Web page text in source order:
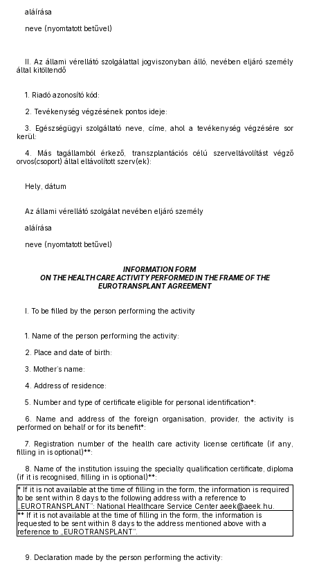
aláírása
neve (nyomtatott betűvel)
II. Az állami vérellátó szolgálattal jogviszonyban álló, nevében eljáró személy
által kitöltendő
1. Riadó azonosító kód:
2. Tevékenység végzésének pontos ideje:
3. Egészségügyi szolgáltató neve, címe, ahol a tevékenység végzésére sor
kerül:
4. Más tagállamból érkező, transzplantációs célú szerveltávolítást végző
orvos(csoport) által eltávolított szerv(ek):
Hely, dátum
Az állami vérellátó szolgálat nevében eljáró személy
aláírása
neve (nyomtatott betűvel)
INFORMATION FORM
ON THE HEALTH CARE ACTIVITY PERFORMED IN THE FRAME OF THE
EUROTRANSPLANT AGREEMENT
I. To be filled by the person performing the activity
1. Name of the person performing the activity:
2. Place and date of birth:
3. Mother’s name:
4. Address of residence:
5. Number and type of certificate eligible for personal identification*:
6. Name and address of the foreign organisation, provider, the activity is
performed on behalf or for its benefit*:
7. Registration number of the health care activity license certificate (if any,
filling in is optional)**:
8. Name of the institution issuing the specialty qualification certificate, diploma
(if it is recognised, filling in is optional)**:
* If it is not available at the time of filling in the form, the information is required
to be sent within 8 days to the following address with a reference to
„EUROTRANSPLANT”: National Healthcare Service Center aeek@aeek.hu.
** If it is not available at the time of filling in the form, the information is
requested to be sent within 8 days to the address mentioned above with a
reference to „EUROTRANSPLANT”.
9. Declaration made by the person performing the activity: